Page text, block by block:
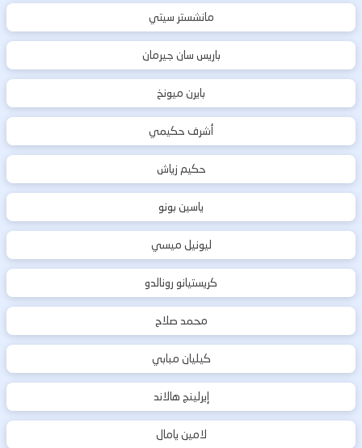
مانشستر سيتي
باريس سان جيرمان
بايرن ميونخ
أشرف حكيمي
حكيم زياش
ياسين بونو
ليونيل ميسي
كريستيانو رونالدو
محمد صلاح
كيليان مبابي
إيرلينج هالاند
لامين يامال